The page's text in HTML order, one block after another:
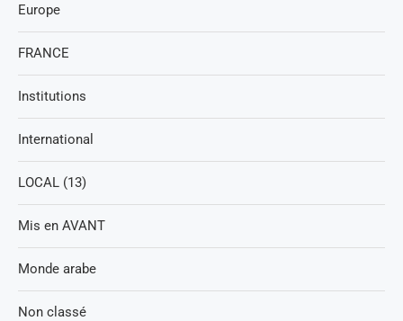
Europe
FRANCE
Institutions
International
LOCAL (13)
Mis en AVANT
Monde arabe
Non classé